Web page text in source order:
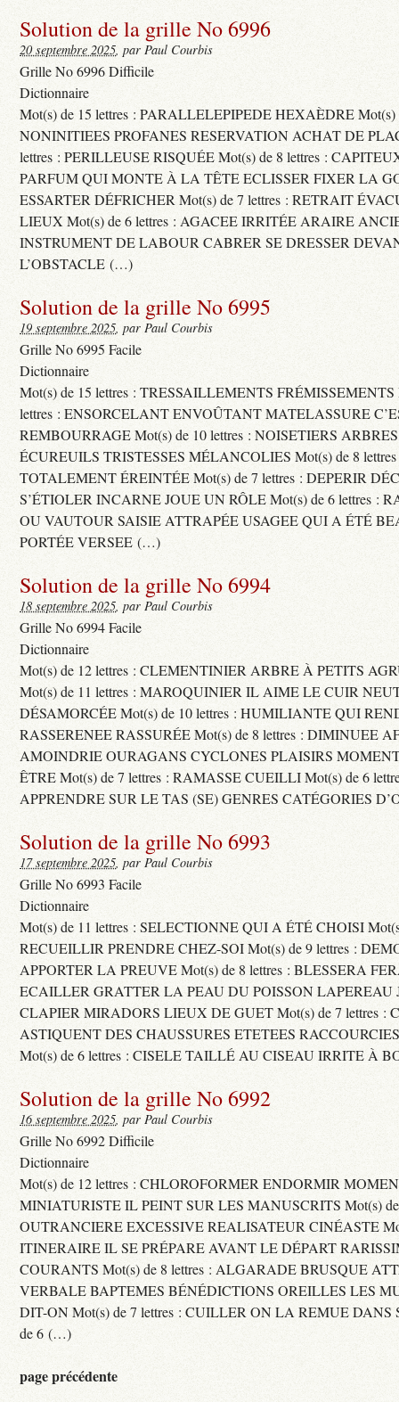
Solution de la grille No 6996
20 septembre 2025, par Paul Courbis
Grille No 6996 Difficile
Dictionnaire
Mot(s) de 15 lettres : PARALLELEPIPEDE HEXAÈDRE Mot(s)
NONINITIEES PROFANES RESERVATION ACHAT DE
lettres : PERILLEUSE RISQUÉE Mot(s) de 8 lettres :
PARFUM QUI MONTE À LA TÊTE ECLISSER FIXER LA
ESSARTER DÉFRICHER Mot(s) de 7 lettres : RETRAIT
LIEUX Mot(s) de 6 lettres : AGACEE IRRITÉE ARAIRE
INSTRUMENT DE LABOUR CABRER SE DRESSER
L’OBSTACLE (…)
Solution de la grille No 6995
19 septembre 2025, par Paul Courbis
Grille No 6995 Facile
Dictionnaire
Mot(s) de 15 lettres : TRESSAILLEMENTS FRÉMISSEMENTS
lettres : ENSORCELANT ENVOÛTANT MATELASSURE
REMBOURRAGE Mot(s) de 10 lettres : NOISETIERS
ÉCUREUILS TRISTESSES MÉLANCOLIES Mot(s) de 8
TOTALEMENT ÉREINTÉE Mot(s) de 7 lettres : DEPERIR
S’ÉTIOLER INCARNE JOUE UN RÔLE Mot(s) de 6 lettres :
OU VAUTOUR SAISIE ATTRAPÉE USAGEE QUI A ÉTÉ
PORTÉE VERSEE (…)
Solution de la grille No 6994
18 septembre 2025, par Paul Courbis
Grille No 6994 Facile
Dictionnaire
Mot(s) de 12 lettres : CLEMENTINIER ARBRE À PETITS
Mot(s) de 11 lettres : MAROQUINIER IL AIME LE CUIR
DÉSAMORCÉE Mot(s) de 10 lettres : HUMILIANTE QUI
RASSERENEE RASSURÉE Mot(s) de 8 lettres : DIMINUEE
AMOINDRIE OURAGANS CYCLONES PLAISIRS
ÊTRE Mot(s) de 7 lettres : RAMASSE CUEILLI Mot(s) de 6
APPRENDRE SUR LE TAS (SE) GENRES CATÉGORIES
Solution de la grille No 6993
17 septembre 2025, par Paul Courbis
Grille No 6993 Facile
Dictionnaire
Mot(s) de 11 lettres : SELECTIONNE QUI A ÉTÉ CHOISI
RECUEILLIR PRENDRE CHEZ-SOI Mot(s) de 9 lettres :
APPORTER LA PREUVE Mot(s) de 8 lettres : BLESSERA
ECAILLER GRATTER LA PEAU DU POISSON LAPEREAU
CLAPIER MIRADORS LIEUX DE GUET Mot(s) de 7 lettres :
ASTIQUENT DES CHAUSSURES ETETEES
Mot(s) de 6 lettres : CISELE TAILLÉ AU CISEAU IRRITE À
Solution de la grille No 6992
16 septembre 2025, par Paul Courbis
Grille No 6992 Difficile
Dictionnaire
Mot(s) de 12 lettres : CHLOROFORMER ENDORMIR
MINIATURISTE IL PEINT SUR LES MANUSCRITS Mot(s) de
OUTRANCIERE EXCESSIVE REALISATEUR CINÉASTE
ITINERAIRE IL SE PRÉPARE AVANT LE DÉPART
COURANTS Mot(s) de 8 lettres : ALGARADE BRUSQUE
VERBALE BAPTEMES BÉNÉDICTIONS OREILLES LES
DIT-ON Mot(s) de 7 lettres : CUILLER ON LA REMUE DANS
de 6 (…)
page précédente